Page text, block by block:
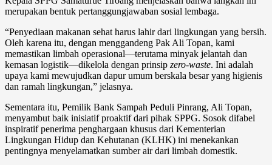
merupakan bentuk pertanggungjawaban sosial lembaga.
“Penyediaan makanan sehat harus lahir dari lingkungan yang bersih.
Oleh karena itu, dengan menggandeng Pak Ali Topan, kami
memastikan limbah operasional—terutama minyak jelantah dan
kemasan logistik—dikelola dengan prinsip zero-waste. Ini adalah
upaya kami mewujudkan dapur umum berskala besar yang higienis
dan ramah lingkungan,” jelasnya.
Sementara itu, Pemilik Bank Sampah Peduli Pinrang, Ali Topan,
menyambut baik inisiatif proaktif dari pihak SPPG. Sosok difabel
inspiratif penerima penghargaan khusus dari Kementerian
Lingkungan Hidup dan Kehutanan (KLHK) ini menekankan
pentingnya menyelamatkan sumber air dari limbah domestik.